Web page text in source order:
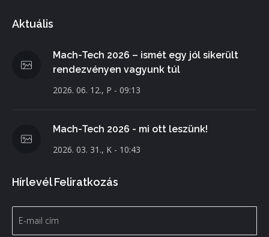
Aktuális
Mach-Tech 2026 – ismét egy jól sikerült
rendezvényen vagyunk túl
2026. 06. 12., P - 09:13
Mach-Tech 2026 - mi ott leszünk!
2026. 03. 31., K - 10:43
Hírlevél Feliratkozás